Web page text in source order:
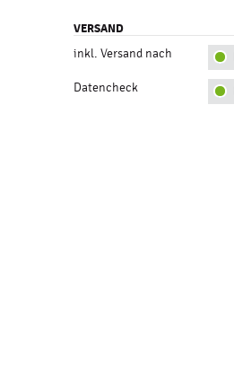
VERSAND
inkl. Versand nach
Datencheck